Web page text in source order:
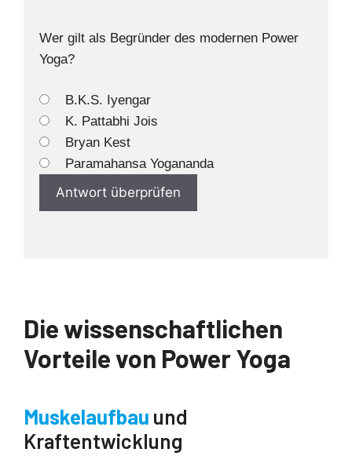
Wer gilt als Begründer des modernen Power
Yoga?
B.K.S. Iyengar
K. Pattabhi Jois
Bryan Kest
Paramahansa Yogananda
Antwort überprüfen
Die wissenschaftlichen
Vorteile von Power Yoga
Muskelaufbau und
Kraftentwicklung